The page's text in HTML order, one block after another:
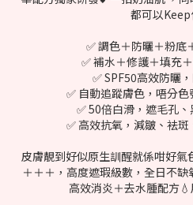
都可以Keep
✅ 調色＋防曬＋粉底
✅ 補水＋修護＋填充
✅ SPF50高效防曬
✅ 自動追蹤膚色，唔分
✅ 50倍白滑，遮毛孔
✅ 高效抗氧，減皺、袪
皮膚靚到好似原生訓醒就係咁好氣
＋＋＋，高度遮瑕級數，全日不
高效消炎＋去水腫配方